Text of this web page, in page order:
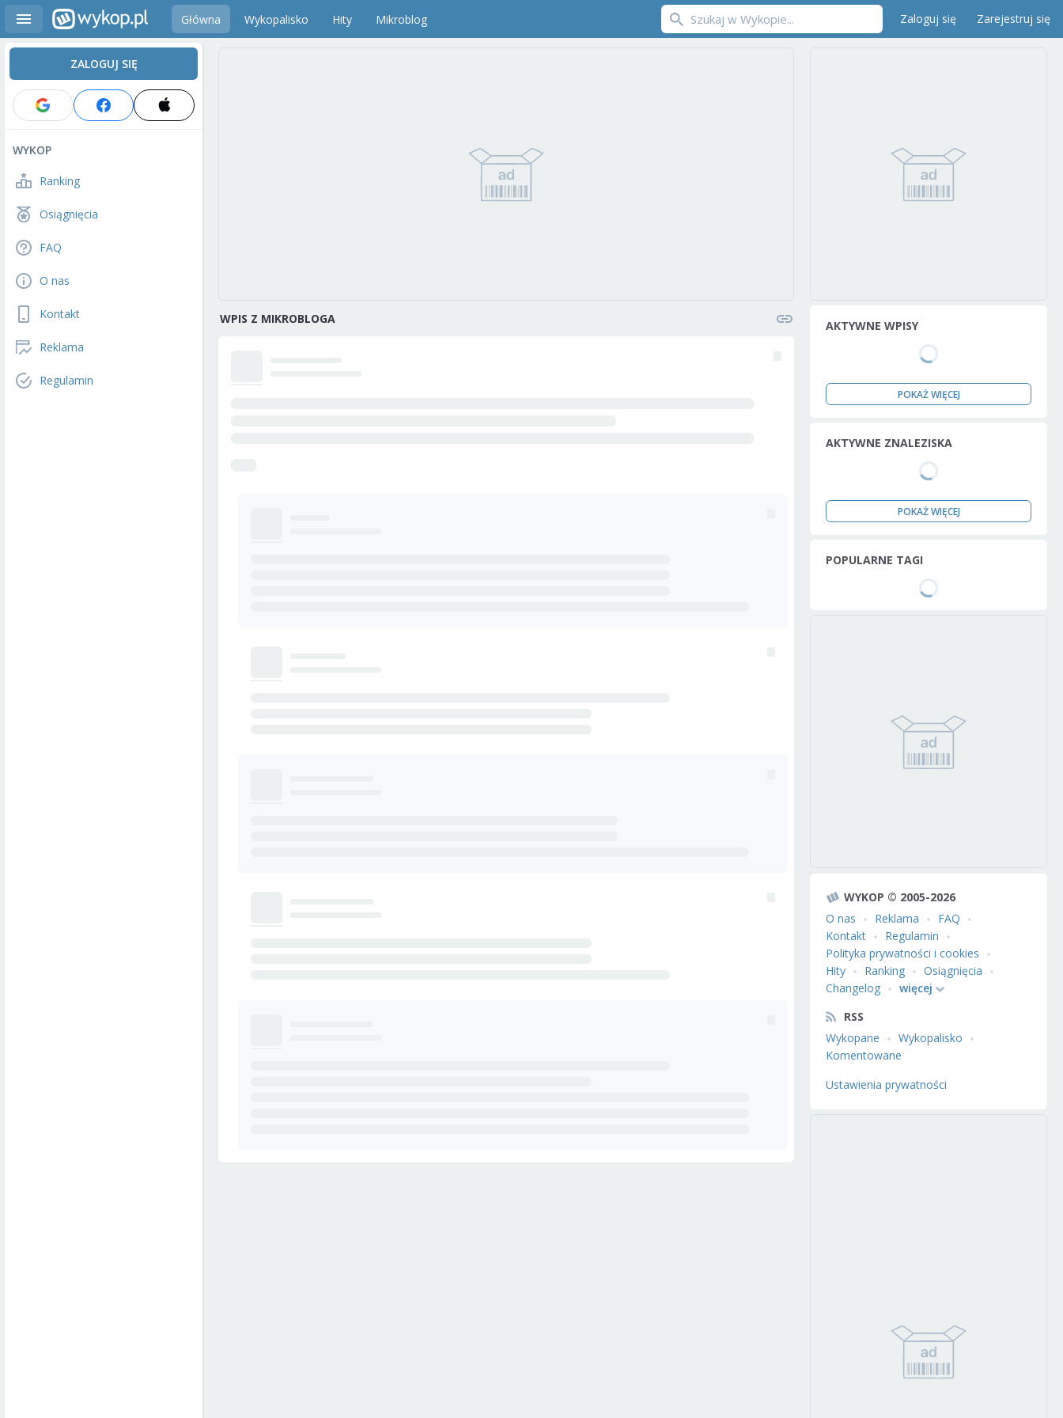
Główna Wykopalisko Hity Mikroblog Zaloguj się Zarejestruj się
ZALOGUJ SIĘ
WYKOP
Ranking
Osiągnięcia
FAQ
O nas
Kontakt
Reklama
Regulamin
WPIS Z MIKROBLOGA AKTYWNE WPISY
POKAŻ WIĘCEJ
AKTYWNE ZNALEZISKA
POKAŻ WIĘCEJ
POPULARNE TAGI
WYKOP © 2005-2026
O nas
Reklama
FAQ
Kontakt
Regulamin
Polityka prywatności i cookies
Hity
Ranking
Osiągnięcia
Changelog
więcej
RSS
Wykopane
Wykopalisko
Komentowane
Ustawienia prywatności